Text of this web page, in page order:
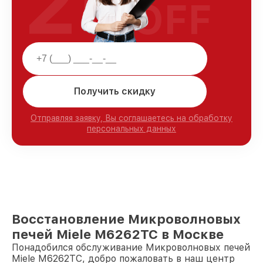
Получить скидку
Отправляя заявку, Вы соглашаетесь на обработку
персональных данных
OFF
Восстановление Микроволновых
печей Miele M6262TC в Москве
Понадобился обслуживание Микроволновых печей
Miele M6262TC, добро пожаловать в наш центр